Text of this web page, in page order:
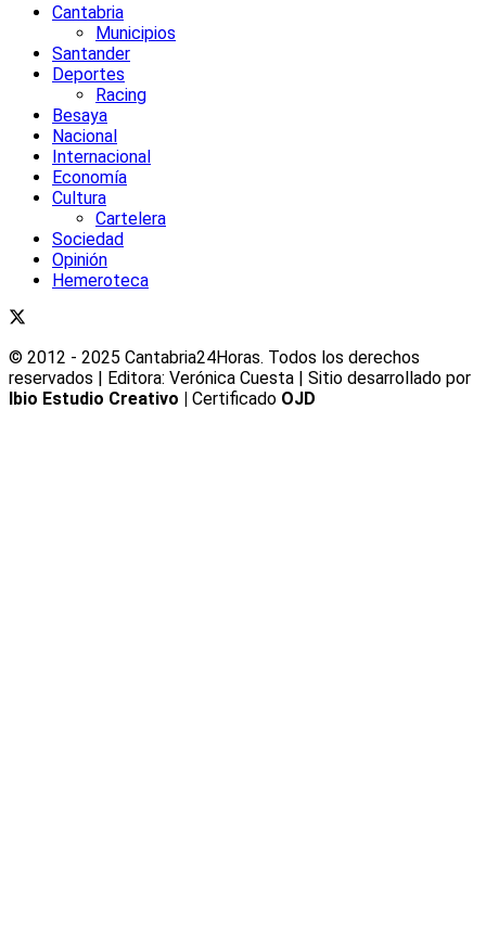
Cantabria
Municipios
Santander
Deportes
Racing
Besaya
Nacional
Internacional
Economía
Cultura
Cartelera
Sociedad
Opinión
Hemeroteca
© 2012 - 2025 Cantabria24Horas. Todos los derechos
reservados | Editora: Verónica Cuesta | Sitio desarrollado por
Ibio Estudio Creativo | Certificado OJD